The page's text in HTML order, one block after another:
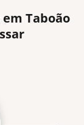
Taboão